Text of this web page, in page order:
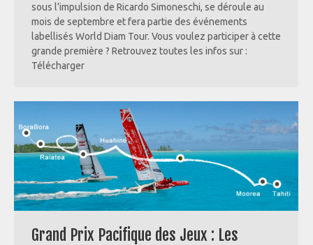
sous l’impulsion de Ricardo Simoneschi, se déroule au
mois de septembre et fera partie des événements
labellisés World Diam Tour. Vous voulez participer à cette
grande première ? Retrouvez toutes les infos sur :
Télécharger
Grand Prix Pacifique des Jeux : Les